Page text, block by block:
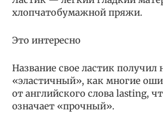
хлопчатобумажной пряжи.
Это интересно
Название свое ластик получил
«эластичный», как многие
от английского слова lasting,
означает «прочный».